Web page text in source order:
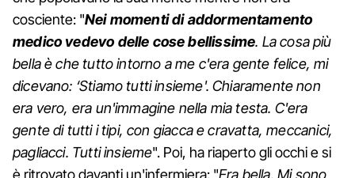
cosciente: "Nei momenti di addormentamento
medico vedevo delle cose bellissime. La cosa più
bella è che tutto intorno a me c'era gente felice, mi
dicevano: ‘Stiamo tutti insieme'. Chiaramente non
era vero, era un'immagine nella mia testa. C'era
gente di tutti i tipi, con giacca e cravatta, meccanici,
pagliacci. Tutti insieme". Poi, ha riaperto gli occhi e si
è ritrovato davanti un'infermiera: "Era bella. Mi sono